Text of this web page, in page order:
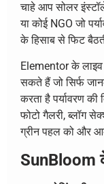
चाहे आप सोलर
या कोई NGO जो
के हिसाब से फिट
Elementor के
सकते हैं जो सिर्फ
करता है पर्यावरण
फोटो गैलरी, ब्लॉग
ग्रीन पहल को और
SunBloom